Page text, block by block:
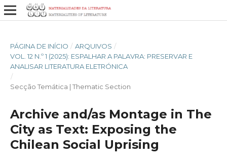
PÁGINA DE INÍCIO / ARQUIVOS /
VOL. 12 N.º 1 (2025): ESPALHAR A PALAVRA: PRESERVAR E
ANALISAR LITERATURA ELETRÓNICA
/
Secção Temática | Thematic Section
Archive and/as Montage in The
City as Text: Exposing the
Chilean Social Uprising